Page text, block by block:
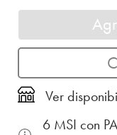
Ver
6 MSI con